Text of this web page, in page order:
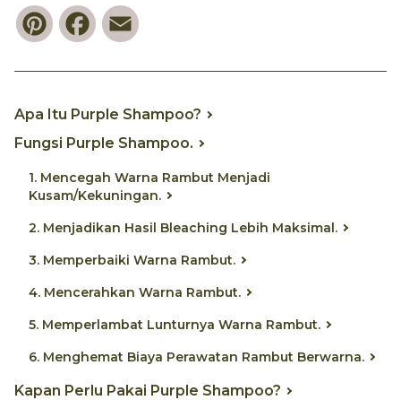
PinterestFacebook
Apa Itu Purple Shampoo?
Fungsi Purple Shampoo.
1. Mencegah Warna Rambut Menjadi
Kusam/Kekuningan.
2. Menjadikan Hasil Bleaching Lebih Maksimal.
3. Memperbaiki Warna Rambut.
4. Mencerahkan Warna Rambut.
5. Memperlambat Lunturnya Warna Rambut.
6. Menghemat Biaya Perawatan Rambut Berwarna.
Kapan Perlu Pakai Purple Shampoo?